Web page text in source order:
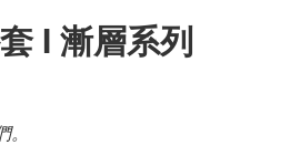
I 漸層系列